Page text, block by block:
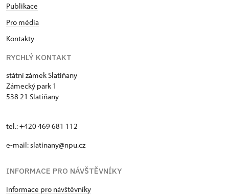
Publikace
Pro média
Kontakty
RYCHLÝ KONTAKT
státní zámek Slatiňany
Zámecký park 1
538 21 Slatiňany
tel.: +420 469 681 112
e-mail: slatinany@npu.cz
INFORMACE PRO NÁVŠTĚVNÍKY
Informace pro návštěvníky